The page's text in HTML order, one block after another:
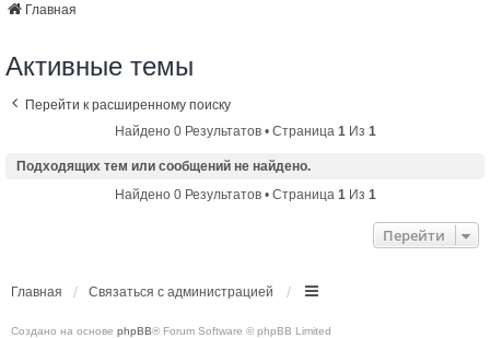
портал"
Главная
Активные темы
Перейти к расширенному поиску
Найдено 0 Результатов • Страница 1 Из 1
Подходящих тем или сообщений не найдено.
Найдено 0 Результатов • Страница 1 Из 1
Перейти
Главная Связаться с администрацией
Создано на основе phpBB® Forum Software © phpBB Limited